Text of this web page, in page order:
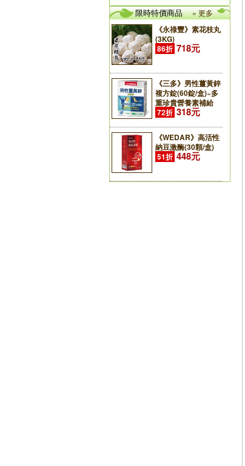
限時特價商品
» 更多
《永祿豐》素花枝丸
(3KG)
86折 718元
《三多》男性薑黃鋅
複方錠(60錠/盒)~多
重珍貴營養素補給
72折 318元
《WEDAR》高活性
納豆激酶(30顆/盒)
51折 448元